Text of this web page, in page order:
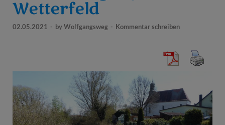
Wetterfeld
02.05.2021 - byWolfgangsweg - Kommentar schreiben